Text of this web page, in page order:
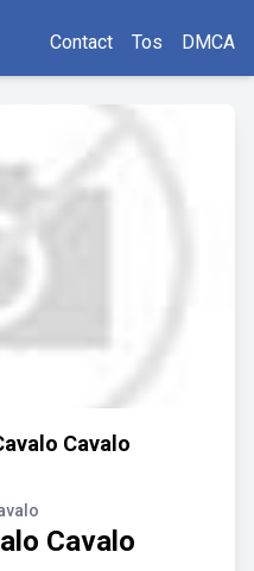
Contact Tos DMCA
Cavalo
Cavalo